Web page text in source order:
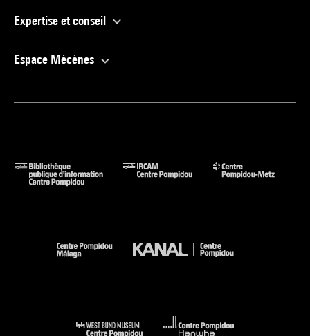
Expertise et conseil
Espace Mécènes